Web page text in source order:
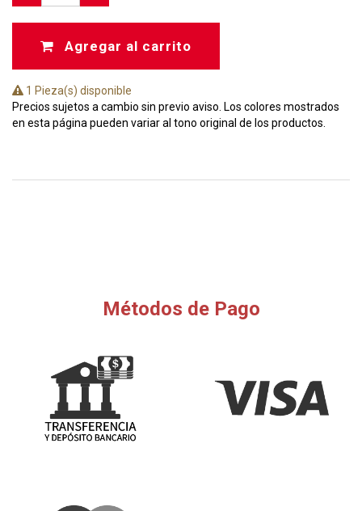
Agregar al carrito
1 Pieza(s) disponible
Precios sujetos a cambio sin previo aviso. Los colores mostrados
en esta página pueden variar al tono original de los productos.
Métodos de Pago